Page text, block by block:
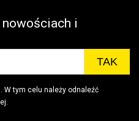
i
W tym celu należy odnaleźć